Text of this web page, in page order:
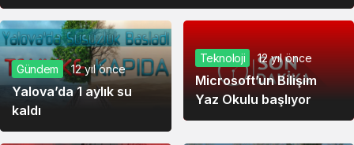
Gündem 12 yıl önce
Yalova’da 1 aylık su
kaldı
Teknoloji 12 yıl önce
Microsoft’un Bilişim
Yaz Okulu başlıyor